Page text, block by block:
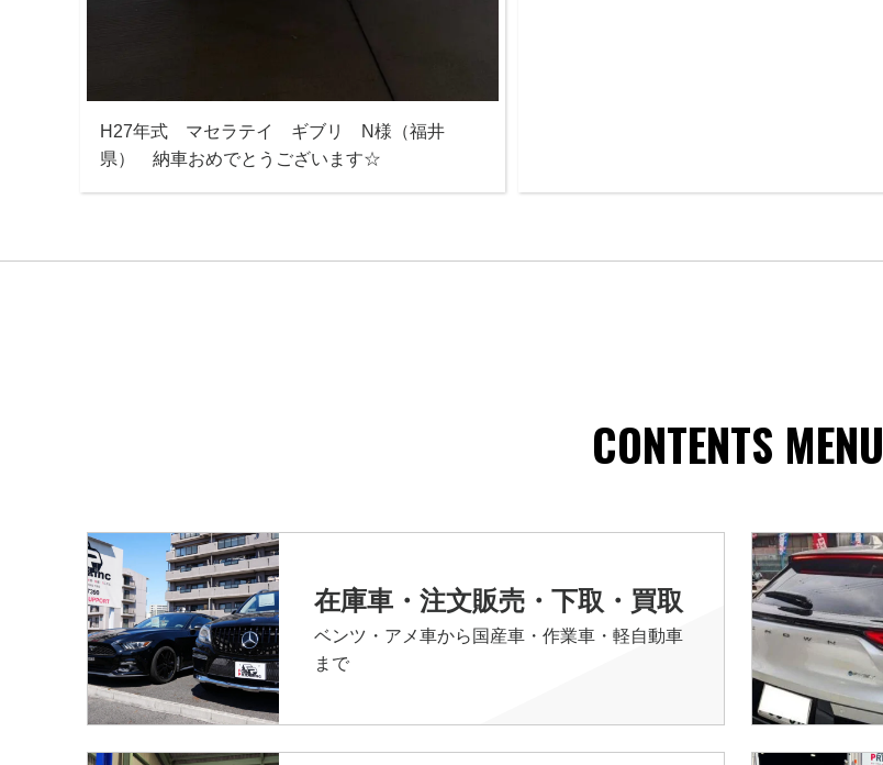
H27年式 マセラテイ ギブリ N様（福井
県） 納車おめでとうございます☆
CONTENTS MENU
在庫車・注文販売・下取・買取
ベンツ・アメ車から国産車・作業車・軽自動車
まで